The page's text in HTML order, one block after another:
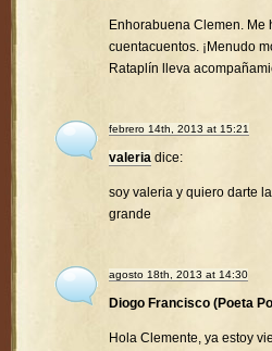
Enhorabuena Clemen. Me
cuentacuentos. ¡Menudo
Rataplín lleva
febrero 14th, 2013 at 15:21
valeria dice:
soy valeria y quiero darte
grande
agosto 18th, 2013 at 14:30
Diogo Francisco (Poeta
Hola Clemente, ya estoy